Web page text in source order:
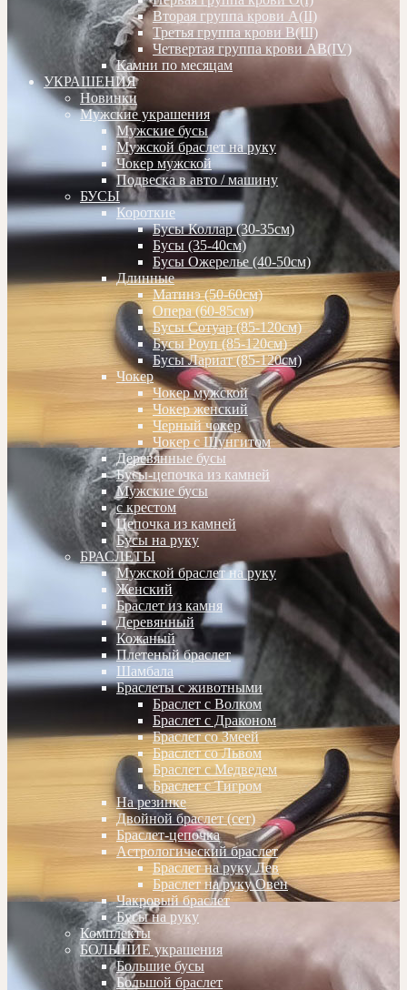
Вторая группа крови А(II)
Третья группа крови В(III)
Четвертая группа крови АВ(IV)
Камни по месяцам
УКРАШЕНИЯ
Новинки
Мужские украшения
Мужские бусы
Мужской браслет на руку
Чокер мужской
Подвеска в авто / машину
БУСЫ
Короткие
Бусы Коллар (30-35см)
Бусы (35-40см)
Бусы Ожерелье (40-50см)
Длинные
Матинэ (50-60см)
Опера (60-85см)
Бусы Сотуар (85-120см)
Бусы Роуп (85-120см)
Бусы Лариат (85-120см)
Чокер
Чокер мужской
Чокер женский
Черный чокер
Чокер с Шунгитом
Деревянные бусы
Бусы-цепочка из камней
Мужские бусы
с крестом
Цепочка из камней
Бусы на руку
БРАСЛЕТЫ
Мужской браслет на руку
Женский
Браслет из камня
Деревянный
Кожаный
Плетеный браслет
Шамбала
Браслеты с животными
Браслет с Волком
Браслет с Драконом
Браслет со Змеей
Браслет со Львом
Браслет с Медведем
Браслет с Тигром
На резинке
Двойной браслет (сет)
Браслет-цепочка
Астрологический браслет
Браслет на руку Лев
Браслет на руку Овен
Чакровый браслет
Бусы на руку
Комплекты
БОЛЬШИЕ украшения
Большие бусы
Большой браслет